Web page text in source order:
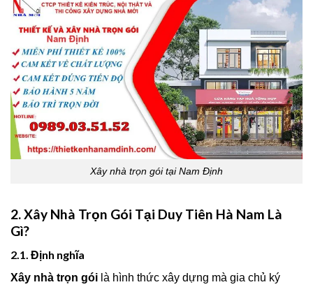
Xây nhà trọn gói tại Nam Định
2. Xây Nhà Trọn Gói Tại Duy Tiên Hà Nam Là
Gì?
2.1. Định nghĩa
Xây nhà trọn gói là hình thức xây dựng mà gia chủ ký